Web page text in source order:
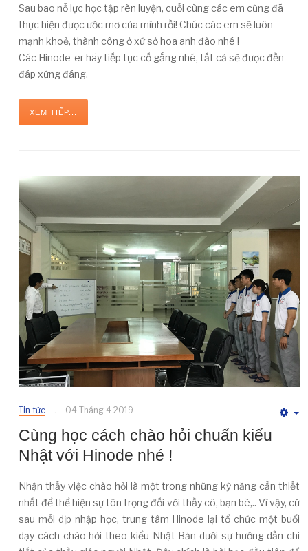
Sau bao nỗ lực học tập rèn luyện, cuối cùng các em cũng đã
thực hiện được ước mơ của mình rồi! Chúc các em sẽ luôn
mạnh khoẻ, thành công ở xứ sở hoa anh đào nhé !
Các Hinode-er hãy tiếp tục cố gắng nhé, tất cả sẽ được đền
đáp xứng đáng.
XEM TIẾP...
Tin tức 04 Tháng 4 2019
Cùng học cách chào hỏi chuẩn kiểu
Nhật với Hinode nhé !
Nhận thấy việc chào hỏi là một trong những kỹ năng cần thiết
nhất để thể hiện sự tôn trọng đối với thầy cô, bạn bè,.. Vì vậy, cứ
sau mỗi dịp nhập học, trung tâm Hinode lại tổ chức một buổi
dạy cách chào hỏi theo kiểu Nhật Bản dưới sự hướng dẫn chi